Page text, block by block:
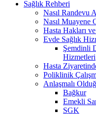
Sağlık Rehberi
Nasıl Randevu
Nasıl Muayene
Hasta Hakları
Evde Sağlık
Şemdinli
Hizmetleri
Hasta
Poliklinik
Anlaşmalı
Bağkur
Emekli
SGK